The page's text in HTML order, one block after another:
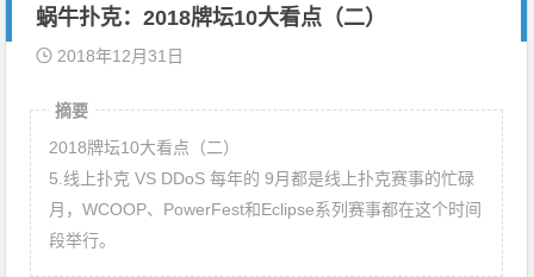
蜗牛扑克：2018牌坛10大看点（二）
2018年12月31日
摘要
2018牌坛10大看点（二）
5.线上扑克 VS DDoS 每年的 9月都是线上扑克赛事的忙碌
月，WCOOP、PowerFest和Eclipse系列赛事都在这个时间
段举行。